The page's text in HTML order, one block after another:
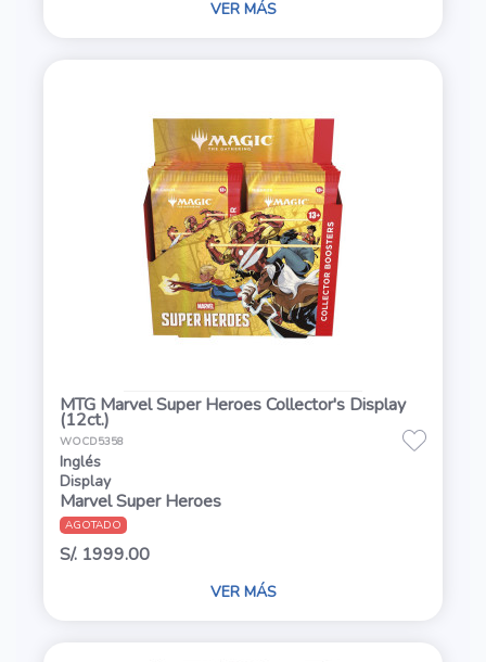
VER MÁS
MTG Marvel Super Heroes Collector's Display
(12ct.)
WOCD5358
Inglés
Display
Marvel Super Heroes
AGOTADO
S/. 1999.00
VER MÁS